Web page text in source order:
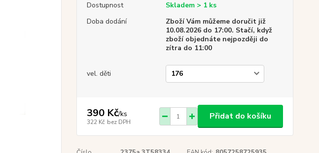
Dostupnost
Skladem > 1 ks
Doba dodání
Zboží Vám můžeme doručit již
10.08.2026 do 17:00. Stačí, když
zboží objednáte nejpozději do
zítra do 11:00
vel. děti
390 Kč/ks
322 Kč bez DPH
Přidat do košíku